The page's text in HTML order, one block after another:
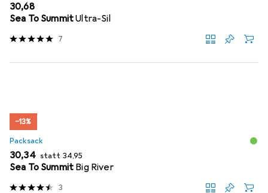
EUR
30,68
Sea To SummitUltra-Sil
7
−13%
Packsack
EUR
30,34 statt EUR
34,95
Sea To Summit Big River
3